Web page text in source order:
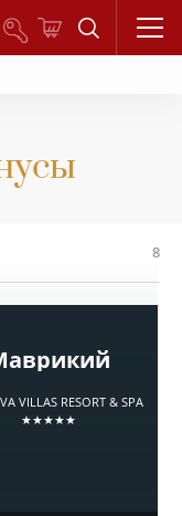
8
VILLAS RESORT & SPA
★★★★★